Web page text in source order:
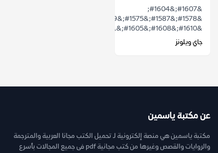
&#1607;&#1604;
&#1610;&#1608;&#1605;&...
جاي ويلونز
عن مكتبة ياسمين
مكتبة ياسمين هي منصة إلكترونية لـ تحميل الكتب مجانا العربية والمترجمة
والروايات والقصص وغيرها من كتب مجانية pdf فى جميع المجالات بأسرع